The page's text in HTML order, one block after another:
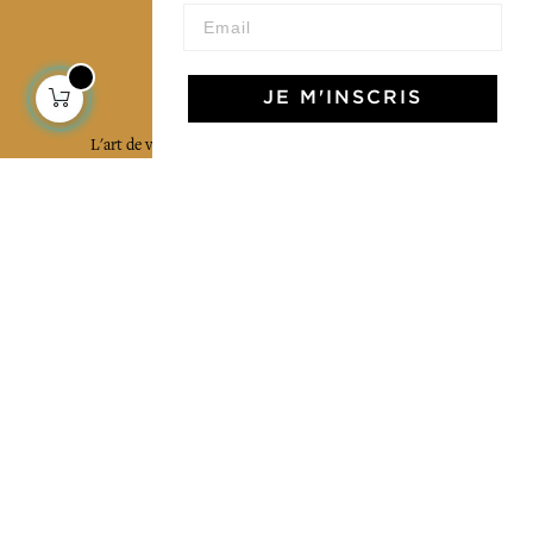
L'Art de Vivre Jamini
L'art de vivre JAMINI raconté avec poésie et élégance
JE M'INSCRIS